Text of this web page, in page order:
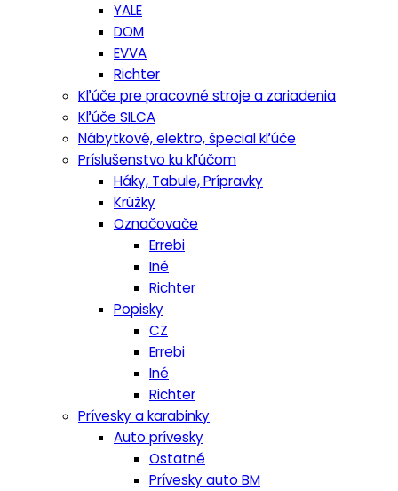
YALE
DOM
EVVA
Richter
Kľúče pre pracovné stroje a zariadenia
Kľúče SILCA
Nábytkové, elektro, špecial kľúče
Príslušenstvo ku kľúčom
Háky, Tabule, Prípravky
Krúžky
Označovače
Errebi
Iné
Richter
Popisky
CZ
Errebi
Iné
Richter
Prívesky a karabinky
Auto prívesky
Ostatné
Prívesky auto BM